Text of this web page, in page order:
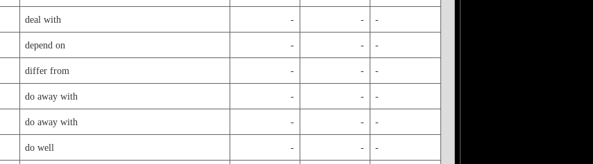
deal with - - -
depend on - - -
differ from - - -
do away with - - -
do away with - - -
do well - - -